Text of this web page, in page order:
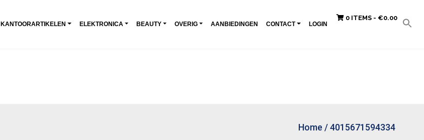
KANTOORARTIKELEN ELEKTRONICA BEAUTY OVERIG AANBIEDINGEN CONTACT LOGIN
0 ITEMS - €0.00
Home /4015671594334